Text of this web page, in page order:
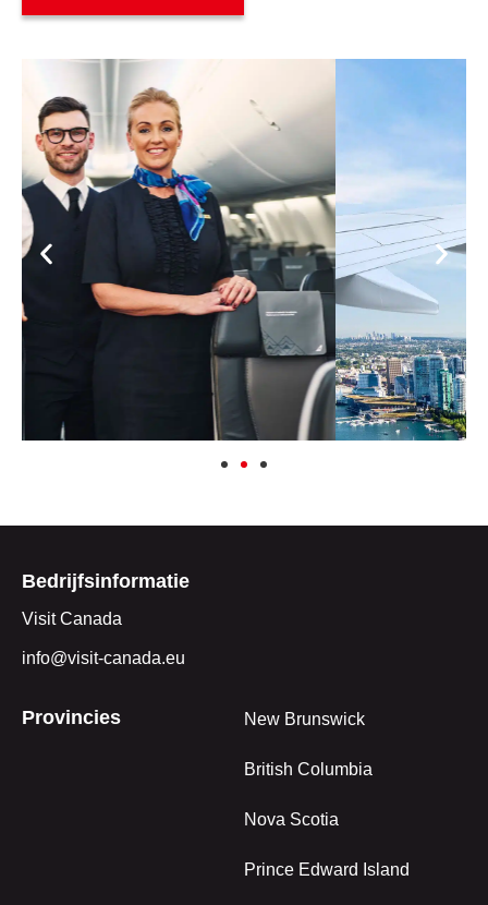
Bedrijfsinformatie
Visit Canada
info@visit-canada.eu
Provincies New Brunswick
British Columbia
Nova Scotia
Prince Edward Island